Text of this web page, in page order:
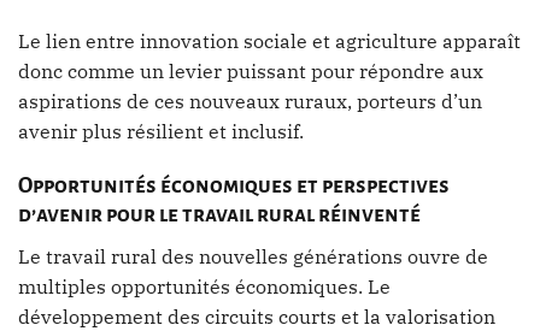
Le lien entre innovation sociale et agriculture apparaît
donc comme un levier puissant pour répondre aux
aspirations de ces nouveaux ruraux, porteurs d’un
avenir plus résilient et inclusif.
Opportunités économiques et perspectives
d’avenir pour le travail rural réinventé
Le travail rural des nouvelles générations ouvre de
multiples opportunités économiques. Le
développement des circuits courts et la valorisation